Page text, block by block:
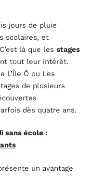
jours de pluie
scolaires, et
là que les stages
tout leur intérêt.
L’Île Ô ou Les
de plusieurs
dès quatre ans.
sans école :
un avantage